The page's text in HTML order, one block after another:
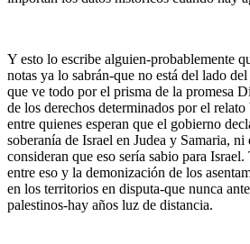
Y esto lo escribe alguien-probablemente
notas ya lo sabrán-que no está del lado
que ve todo por el prisma de la promesa
de los derechos determinados por el
entre quienes esperan que el gobierno
soberanía de Israel en Judea y Samaria, ni
consideran que eso sería sabio para
entre eso y la demonización de los
en los territorios en disputa-que nunca
palestinos-hay años luz de distancia.